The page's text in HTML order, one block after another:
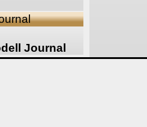
Journal